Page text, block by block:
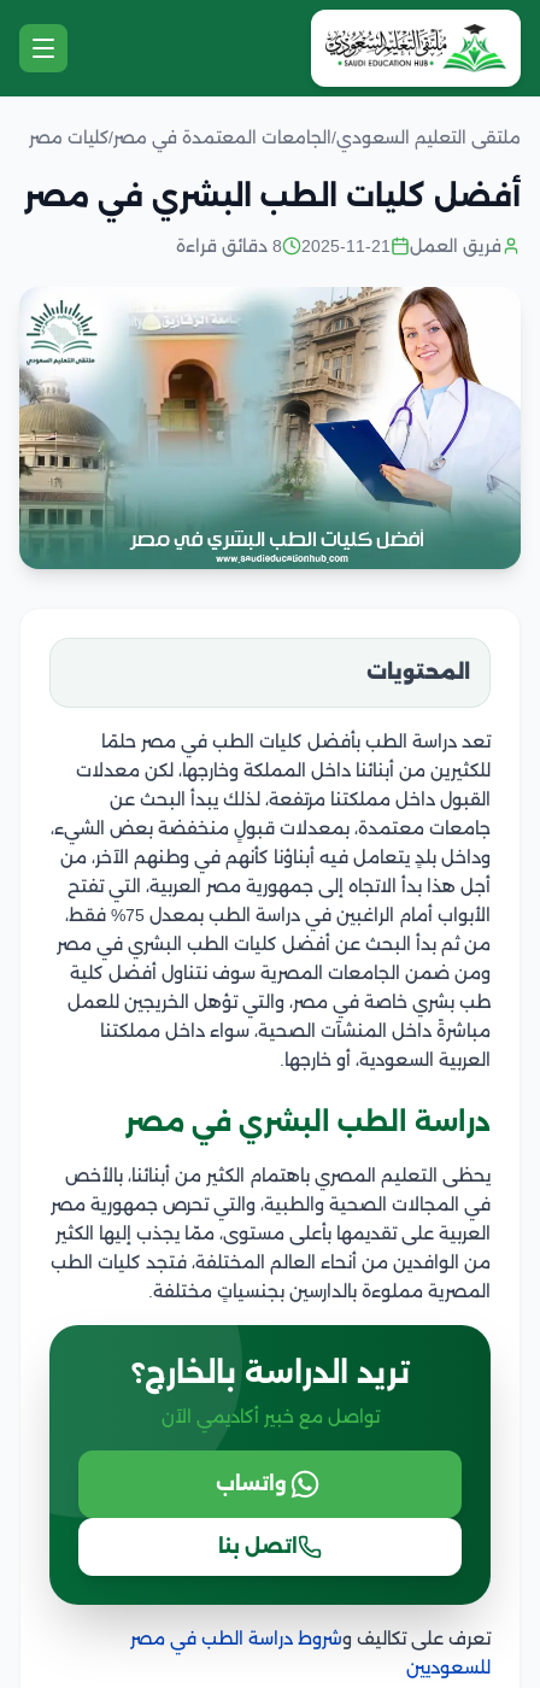
ملتقى التعليم السعودي/ الجامعات المعتمدة في مصر/كليات مصر
أفضل كليات الطب البشري في مصر
فريق العمل 2025-11-21 8 دقائق قراءة
المحتويات
تعد دراسة الطب بأفضل كليات الطب في مصر حلمًا
للكثيرين من أبنائنا داخل المملكة وخارجها، لكن معدلات
القبول داخل مملكتنا مرتفعة، لذلك يبدأ البحث عن
جامعات معتمدة، بمعدلات قبولٍ منخفضة بعض الشيء،
وداخل بلدٍ يتعامل فيه أبناؤنا كأنهم في وطنهم الآخر، من
أجل هذا بدأ الاتجاه إلى جمهورية مصر العربية، التي تفتح
الأبواب أمام الراغبين في دراسة الطب بمعدل 75% فقط،
من ثم بدأ البحث عن أفضل كليات الطب البشري في مصر
ومن ضمن الجامعات المصرية سوف نتناول أفضل كلية
طب بشري خاصة في مصر، والتي تؤهل الخريجين للعمل
مباشرةً داخل المنشآت الصحية، سواء داخل مملكتنا
العربية السعودية، أو خارجها.
دراسة الطب البشري في مصر
يحظى التعليم المصري باهتمام الكثير من أبنائنا، بالأخص
في المجالات الصحية والطبية، والتي تحرص جمهورية مصر
العربية على تقديمها بأعلى مستوى، ممّا يجذب إليها الكثير
من الوافدين من أنحاء العالم المختلفة، فتجد كليات الطب
المصرية مملوءة بالدارسين بجنسياتٍ مختلفة.
تريد الدراسة بالخارج؟
تواصل مع خبير أكاديمي الآن
واتساب
اتصل بنا
تعرف على تكاليف وشروط دراسة الطب في مصر
للسعوديين